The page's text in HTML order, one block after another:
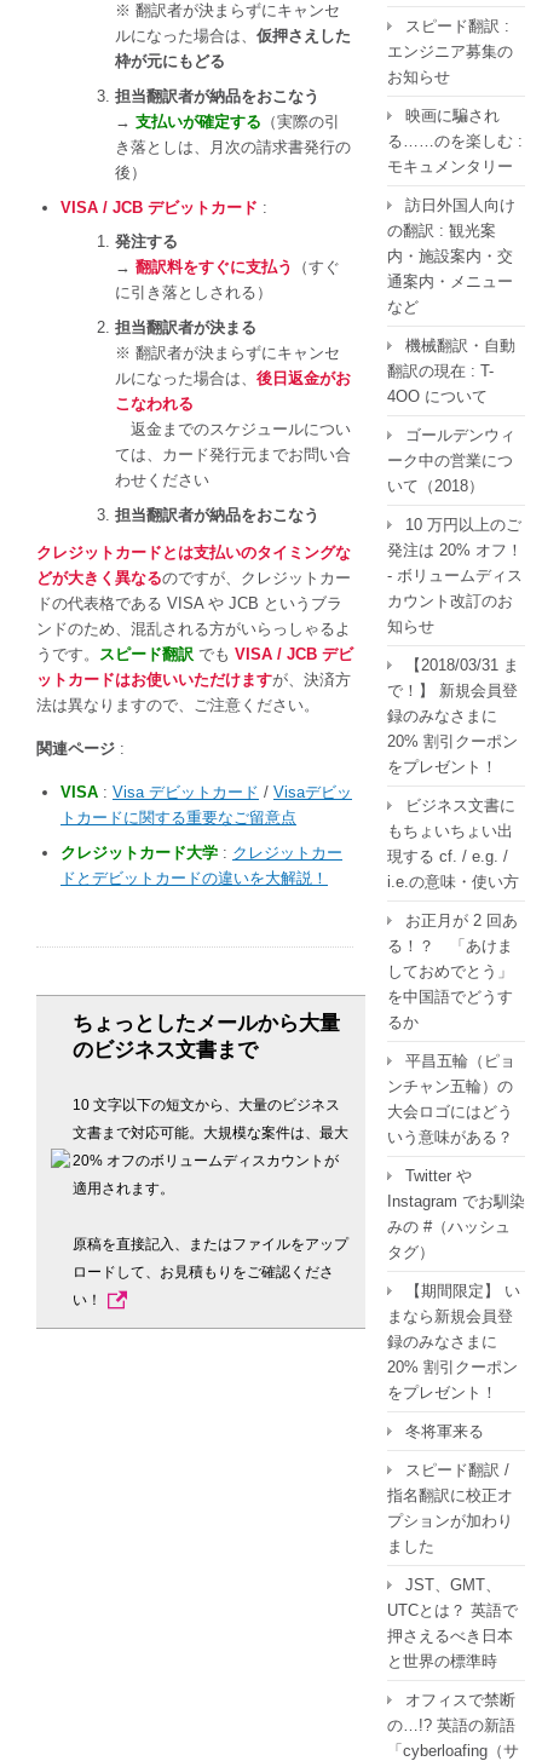
※ 翻訳者が決まらずにキャンセ
ルになった場合は、 仮押さえした
枠が元にもどる
担当翻訳者が納品をおこなう
→ 支払いが確定する （実際の引
き落としは、月次の請求書発行の
後）
VISA / JCB デビットカード :
発注する
→ 翻訳料をすぐに支払う
（すぐ
に引き落としされる）
担当翻訳者が決まる
※ 翻訳者が決まらずにキャンセ
ルになった場合は、 後日返金がお
こなわれる
返金までのスケジュールについ
ては、カード発行元までお問い合
わせください
担当翻訳者が納品をおこなう
クレジットカードとは支払いのタイミングな
どが大きく異なるのですが、クレジットカー
ドの代表格である VISA や JCB というブラ
ンドのため、混乱される方がいらっしゃるよ
うです。 スピード翻訳 でも VISA / JCB デビ
ットカードはお使いいただけますが、決済方
法は異なりますので、ご注意ください。
関連ページ :
VISA : Visa デビットカード / Visaデビッ
トカードに関する重要なご留意点
クレジットカード大学 : クレジットカー
ドとデビットカードの違いを大解説！
ちょっとしたメールから大量
のビジネス文書まで
10 文字以下の短文から、大量のビジネス
文書まで対応可能。大規模な案件は、最大
20% オフのボリュームディスカウントが
適用されます。
原稿を直接記入、またはファイルをアップ
ロードして、お見積もりをご確認くださ
い！
スピード翻訳 :
エンジニア募集の
お知らせ
映画に騙され
る……のを楽しむ :
モキュメンタリー
訪日外国人向け
の翻訳 : 観光案
内・施設案内・交
通案内・メニュー
など
機械翻訳・自動
翻訳の現在 : T-
4OO について
ゴールデンウィ
ーク中の営業につ
いて（2018）
10 万円以上のご
発注は 20% オフ！
- ボリュームディス
カウント改訂のお
知らせ
【2018/03/31 ま
で！】 新規会員登
録のみなさまに
20% 割引クーポン
をプレゼント！
ビジネス文書に
もちょいちょい出
現する cf. / e.g. /
i.e.の意味・使い方
お正月が 2 回あ
る！？ 「あけま
しておめでとう」
を中国語でどうす
るか
平昌五輪（ピョ
ンチャン五輪）の
大会ロゴにはどう
いう意味がある？
Twitter や
Instagram でお馴染
みの #（ハッシュ
タグ）
【期間限定】 い
まなら新規会員登
録のみなさまに
20% 割引クーポン
をプレゼント！
冬将軍来る
スピード翻訳 /
指名翻訳に校正オ
プションが加わり
ました
JST、GMT、
UTCとは？ 英語で
押さえるべき日本
と世界の標準時
オフィスで禁断
の…!? 英語の新語
「cyberloafing（サ